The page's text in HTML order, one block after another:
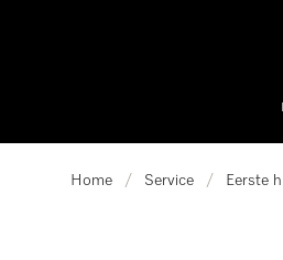
Home / Service / Eerste